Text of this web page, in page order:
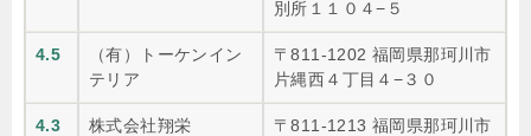
別所１１０４−５
4.5
（有）トーケンイン
テリア
〒811-1202 福岡県那珂川市
片縄西４丁目４−３０
4.3 株式会社翔栄
〒811-1213 福岡県那珂川市